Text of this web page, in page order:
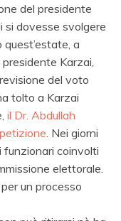
del presidente
si dovesse svolgere
a
Karzai,
del voto
tolto a Karzai
il Dr. Abdullah
. Nei giorni
funzionari coinvolti
elettorale.
un processo